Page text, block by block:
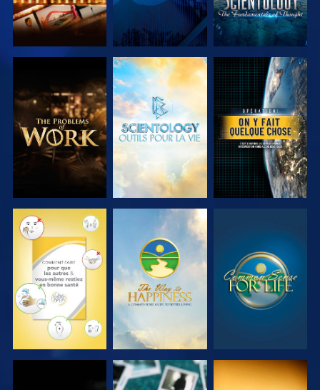
DÉCOUVRIR
LES SÉRIES
DÉCOUVRIR
LES SÉRIES
REGARDER
REGARDER REGARDER REGARDER